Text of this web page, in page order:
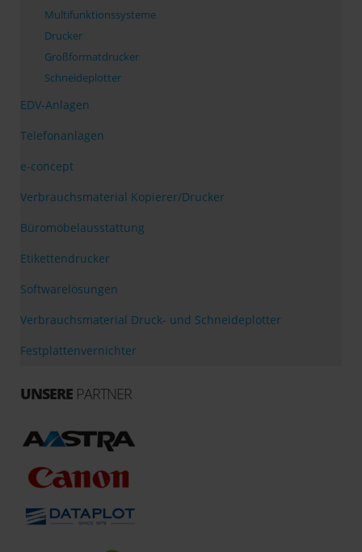
Multifunktionssysteme
Drucker
Großformatdrucker
Schneideplotter
EDV-Anlagen
Telefonanlagen
e-concept
Verbrauchsmaterial Kopierer/Drucker
Büromöbelausstattung
Etikettendrucker
Softwarelösungen
Verbrauchsmaterial Druck- und Schneideplotter
Festplattenvernichter
UNSERE PARTNER